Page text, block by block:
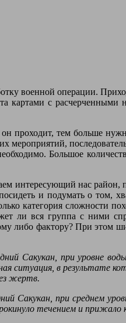
военной операции.
с расчерченными
проходит, тем больше
мероприятий,
Большое
интересующий нас район,
и подумать о том,
категория сложности
ли вся группа с ними
либо фактору? При этом
Сакукан, при уровне
ситуация, в результате
жертв.
Сакукан, при среднем
течением и прижало